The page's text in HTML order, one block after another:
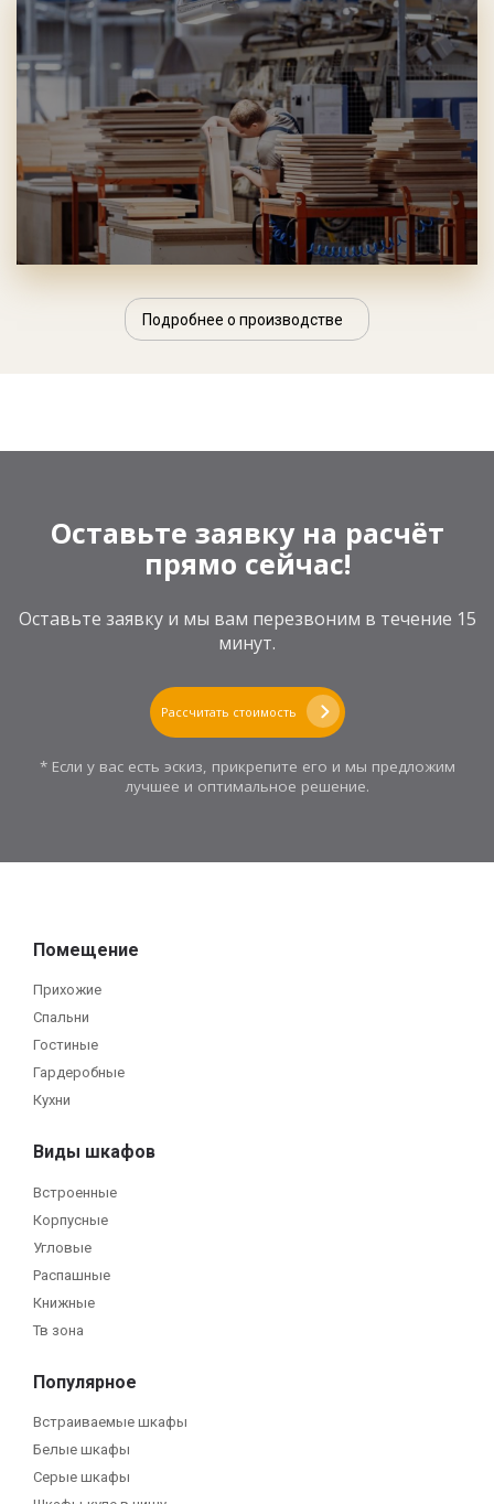
Подробнее о производстве
Оставьте заявку на расчёт
прямо сейчас!
Оставьте заявку и мы вам перезвоним в течение 15
минут.
Рассчитать стоимость
* Если у вас есть эскиз, прикрепите его и мы предложим
лучшее и оптимальное решение.
Помещение
Прихожие
Спальни
Гостиные
Гардеробные
Кухни
Виды шкафов
Встроенные
Корпусные
Угловые
Распашные
Книжные
Тв зона
Популярное
Встраиваемые шкафы
Белые шкафы
Серые шкафы